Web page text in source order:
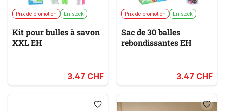
Prix de promotion En stock
Kit pour bulles à savon
XXL EH
3.47 CHF
Prix de promotion En stock
Sac de 30 balles
rebondissantes EH
3.47 CHF